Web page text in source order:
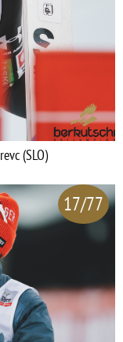
(SLO)
17/77